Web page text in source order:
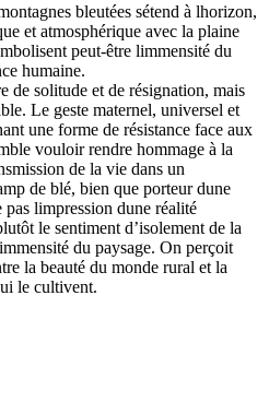
bleutées sétend à lhorizon,
et atmosphérique avec la plaine
peut-être limmensité du
humaine.
de solitude et de résignation, mais
Le geste maternel, universel et
une forme de résistance face aux
vouloir rendre hommage à la
de la vie dans un
de blé, bien que porteur dune
limpression dune réalité
le sentiment d’isolement de la
du paysage. On perçoit
la beauté du monde rural et la
le cultivent.